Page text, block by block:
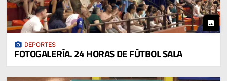
photo
photo_camera DEPORTES
FOTOGALERÍA. 24 HORAS DE FÚTBOL SALA